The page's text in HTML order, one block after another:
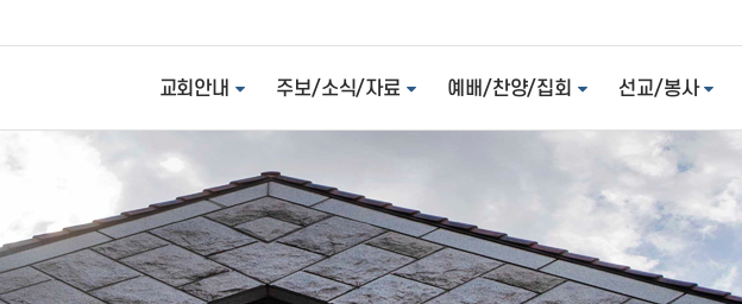
교회안내 주보/소식/자료 예배/찬양/집회 선교/봉사